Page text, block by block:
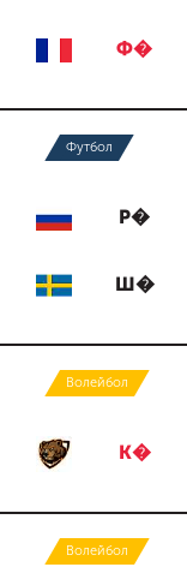
Ф�
Футбол
Р�
Ш�
Волейбол
К�
Волейбол